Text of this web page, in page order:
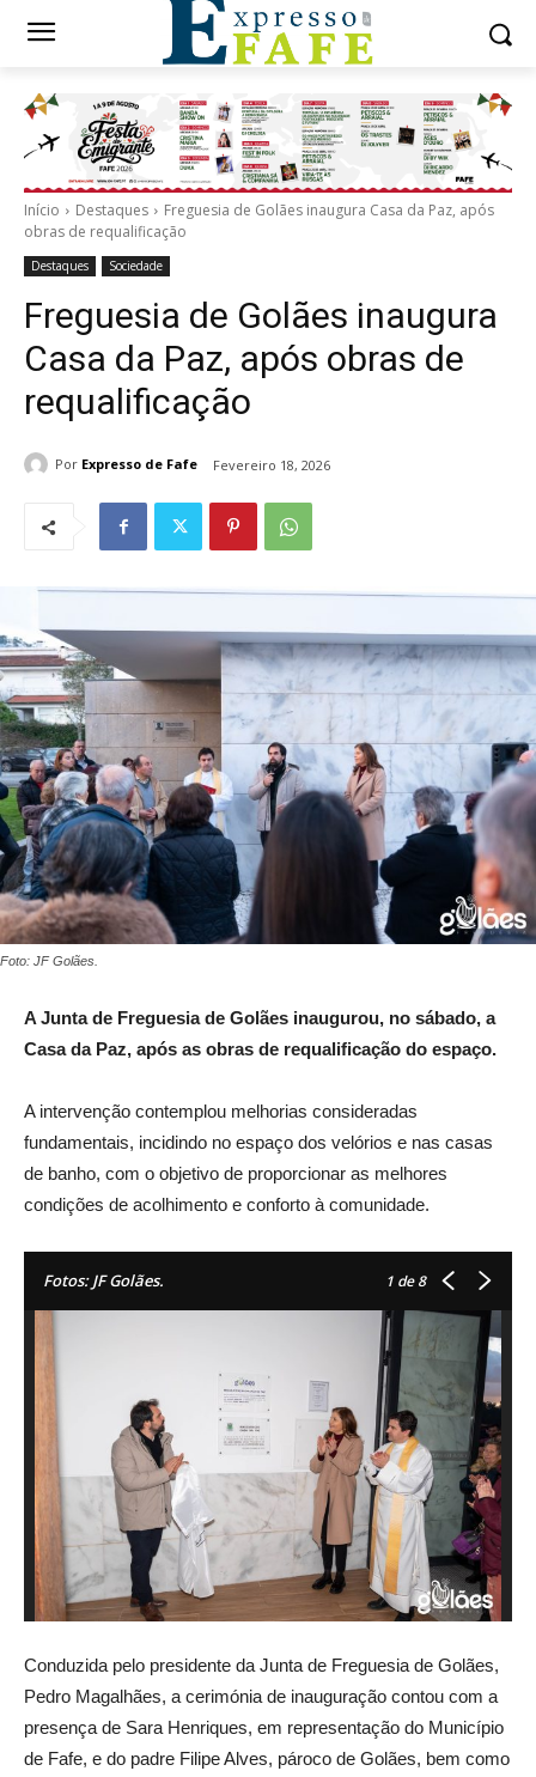
Início Destaques
Freguesia de Golães inaugura Casa da Paz, após
obras de requalificação
Destaques Sociedade
Freguesia de Golães inaugura
Casa da Paz, após obras de
requalificação
Por Expresso de Fafe Fevereiro 18, 2026
Foto: JF Golães.
A Junta de Freguesia de Golães inaugurou, no sábado, a
Casa da Paz, após as obras de requalificação do espaço.
A intervenção contemplou melhorias consideradas
fundamentais, incidindo no espaço dos velórios e nas casas
de banho, com o objetivo de proporcionar as melhores
condições de acolhimento e conforto à comunidade.
Fotos: JF Golães. 1 de 8
Conduzida pelo presidente da Junta de Freguesia de Golães,
Pedro Magalhães, a cerimónia de inauguração contou com a
presença de Sara Henriques, em representação do Município
de Fafe, e do padre Filipe Alves, pároco de Golães, bem como